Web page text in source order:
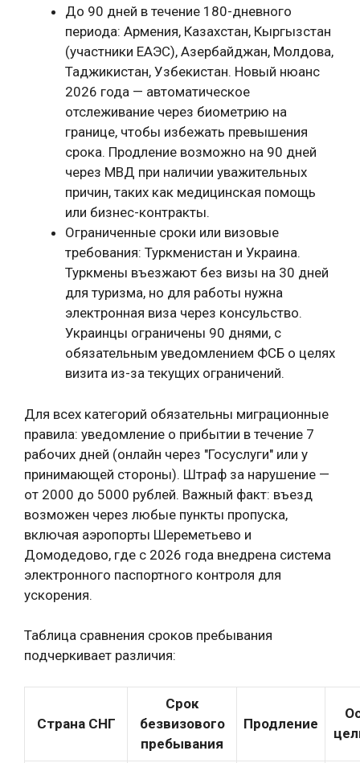
До 90 дней в течение 180-дневного
периода: Армения, Казахстан, Кыргызстан
(участники ЕАЭС), Азербайджан, Молдова,
Таджикистан, Узбекистан. Новый нюанс
2026 года — автоматическое
отслеживание через биометрию на
границе, чтобы избежать превышения
срока. Продление возможно на 90 дней
через МВД при наличии уважительных
причин, таких как медицинская помощь
или бизнес-контракты.
Ограниченные сроки или визовые
требования: Туркменистан и Украина.
Туркмены въезжают без визы на 30 дней
для туризма, но для работы нужна
электронная виза через консульство.
Украинцы ограничены 90 днями, с
обязательным уведомлением ФСБ о целях
визита из-за текущих ограничений.
Для всех категорий обязательны миграционные
правила: уведомление о прибытии в течение 7
рабочих дней (онлайн через "Госуслуги" или у
принимающей стороны). Штраф за нарушение —
от 2000 до 5000 рублей. Важный факт: въезд
возможен через любые пункты пропуска,
включая аэропорты Шереметьево и
Домодедово, где с 2026 года внедрена система
электронного паспортного контроля для
ускорения.
Таблица сравнения сроков пребывания
подчеркивает различия:
Страна СНГ
Срок
безвизового
пребывания
Продление